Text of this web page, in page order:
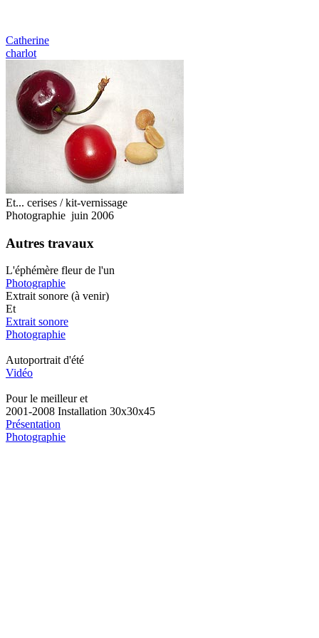
Catherine
charlot
Et... cerises / kit-vernissage
Photographie juin 2006
Autres travaux
L'éphémère fleur de l'un
Photographie
Extrait sonore (à venir)
Et
Extrait sonore
Photographie
Autoportrait d'été
Vidéo
Pour le meilleur et
2001-2008 Installation 30x30x45
Présentation
Photographie